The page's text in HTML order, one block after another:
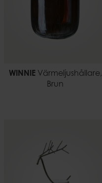
WINNIEVärmeljushållare,
Brun